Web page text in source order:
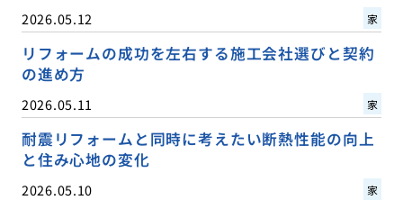
2026.05.12 家
リフォームの成功を左右する施工会社選びと契約
の進め方
2026.05.11 家
耐震リフォームと同時に考えたい断熱性能の向上
と住み心地の変化
2026.05.10 家